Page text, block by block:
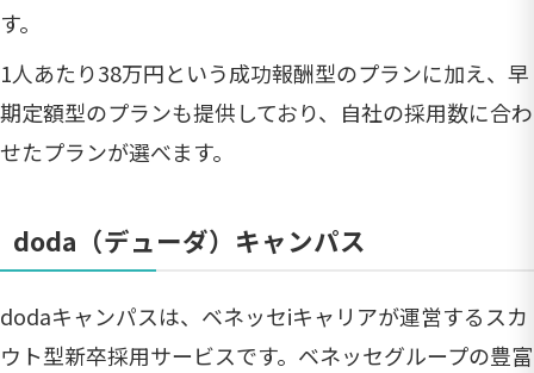
す。
1人あたり38万円という成功報酬型のプランに加え、早
期定額型のプランも提供しており、自社の採用数に合わ
せたプランが選べます。
doda（デューダ）キャンパス
dodaキャンパスは、ベネッセiキャリアが運営するスカ
ウト型新卒採用サービスです。ベネッセグループの豊富